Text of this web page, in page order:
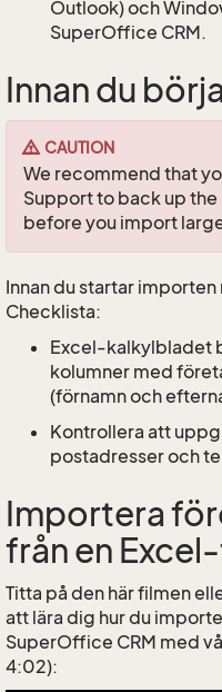
Outlook) och
SuperOffice CRM.
Innan du
CAUTION
We recommend that
Support to back up
before you import
Innan du startar importen
Checklista:
Excel-kalkylbladet
kolumner med
(förnamn och
Kontrollera att
postadresser och
Importera
från en
Titta på den här filmen
att lära dig hur du
SuperOffice CRM med
4:02):